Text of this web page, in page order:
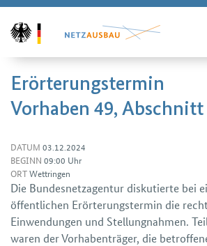
Erörterungstermin
Vorhaben 49, Abschnitt
DATUM 03.12.2024
BEGINN 09:00 Uhr
ORTWettringen
Die Bundes­netz­agentur diskutierte bei
öffentlichen Erörterungs­termin die
Ein­wendungen und Stellung­nahmen.
waren der Vorhaben­träger, die